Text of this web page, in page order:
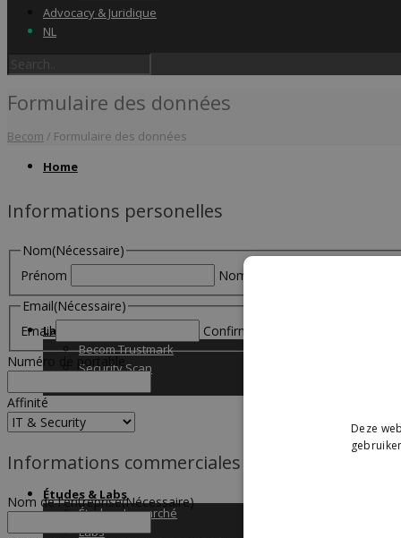
Home
Label & audits
Becom Trustmark
Security Scan
Études & Labs
Études de marché
Labs
Advocacy & Juridique
NL
Formulaire des données
Becom / Formulaire des données
Informations personelles
Nom(Nécessaire)
Prénom
Nom
Email(Nécessaire)
Email
Confirmez l'email
Numéro de portable
Affinité
Informations commerciales
Nom de l'entreprise(Nécessaire)
Deze